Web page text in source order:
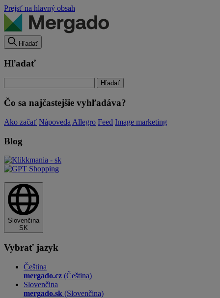
Prejsť na hlavný obsah
Hľadať
Hľadať
Čo sa najčastejšie vyhľadáva?
Ako začať Nápoveda Allegro Feed Image marketing
Blog
Slovenčina
SK
Vybrať jazyk
Čeština
mergado.cz (Čeština)
Slovenčina
mergado.sk (Slovenčina)